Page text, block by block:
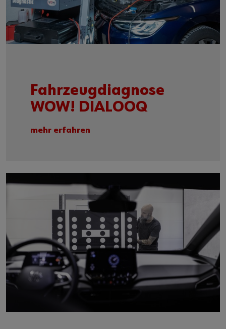
Fahrzeugdiagnose
WOW! DIALOOQ
mehr erfahren